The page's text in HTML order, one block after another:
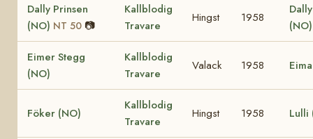
Dally Prinsen
(NO) NT 50 📷
Kallblodig
Travare
Hingst 1958
Eimer Stegg
(NO)
Kallblodig
Travare
Valack 1958
Föker (NO)
Kallblodig
Travare
Hingst 1958 Lulli